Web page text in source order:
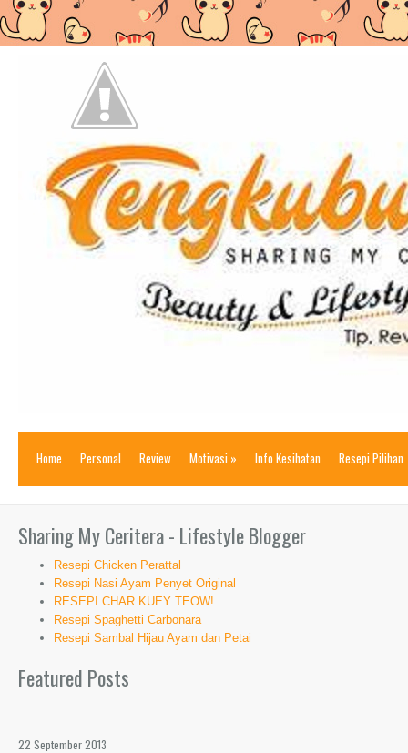
Home Personal Review Motivasi » Info Kesihatan Resepi Pilihan
Sharing My Ceritera - Lifestyle Blogger
Resepi Chicken Perattal
Resepi Nasi Ayam Penyet Original
RESEPI CHAR KUEY TEOW!
Resepi Spaghetti Carbonara
Resepi Sambal Hijau Ayam dan Petai
Featured Posts
22 September 2013